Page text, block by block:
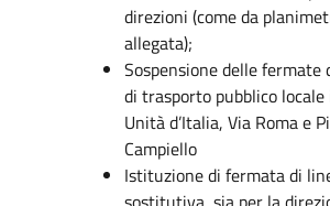
direzioni (come da
allegata);
Sospensione delle fermate
di trasporto pubblico locale
Unità d’Italia, Via Roma e
Campiello
Istituzione di fermata di